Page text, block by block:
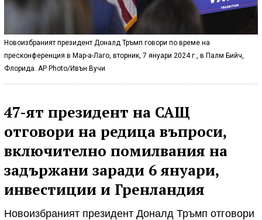
Новоизбраният президент Доналд Тръмп говори по време на
пресконференция в Мар-а-Лаго, вторник, 7 януари 2024 г., в Палм Бийч,
Флорида. AP Photo/Ивън Вучи
47-ят президент на САЩ
отговори на редица въпроси,
включително помилвания на
задържани заради 6 януари,
инвестиции и Гренландия
Новоизбраният президент Доналд Тръмп отговори